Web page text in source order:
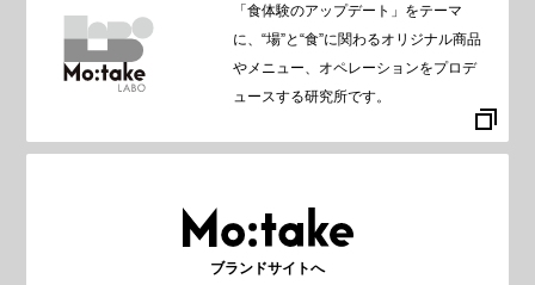
「食体験のアップデート」をテーマ
に、“場”と“食”に関わるオリジナル商品
やメニュー、オペレーションをプロデ
ュースする研究所です。
ブランドサイトへ